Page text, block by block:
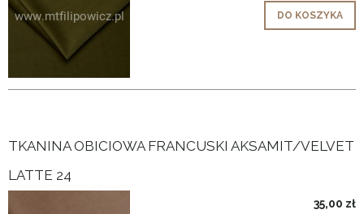
DO KOSZYKA
TKANINA OBICIOWA FRANCUSKI AKSAMIT/VELVET
LATTE 24
35,00 zł